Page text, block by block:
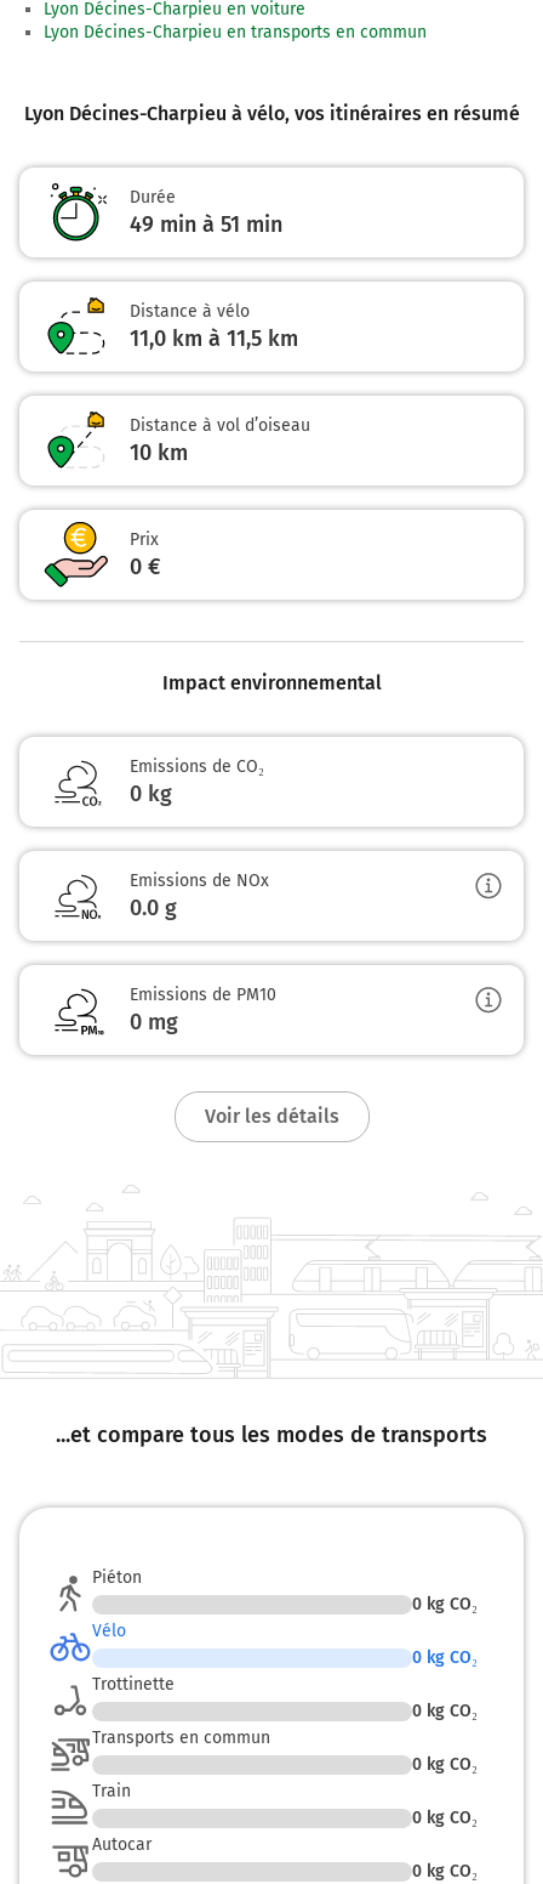
8,9 km
Prendre à gauche Rue Marius Grosso et continuer sur
1,4 kilomètre
8,9 km
Prendre à droite la piste cyclable la voie et continuer
sur 400 mètres
10,4 km
Prendre à droite Rue Émile Zola et continuer sur 550
mètres
10,8 km
11,3 km
1h08 Décines-Charpieu
Lyon Décines-Charpieu en voiture
Lyon Décines-Charpieu en transports en commun
Lyon Décines-Charpieu à vélo, vos itinéraires en résumé
Durée
49 min à 51 min
Distance à vélo
11,0 km à 11,5 km
Distance à vol d’oiseau
10 km
Prix
0 €
Impact environnemental
Emissions de CO₂
0 kg
Emissions de NOx
0.0 g
Emissions de PM10
0 mg
Voir les détails
...et compare tous les modes de transports
Piéton
0 kg CO₂
Vélo
0 kg CO₂
Trottinette
0 kg CO₂
Transports en commun
0 kg CO₂
Train
0 kg CO₂
Autocar
0 kg CO₂